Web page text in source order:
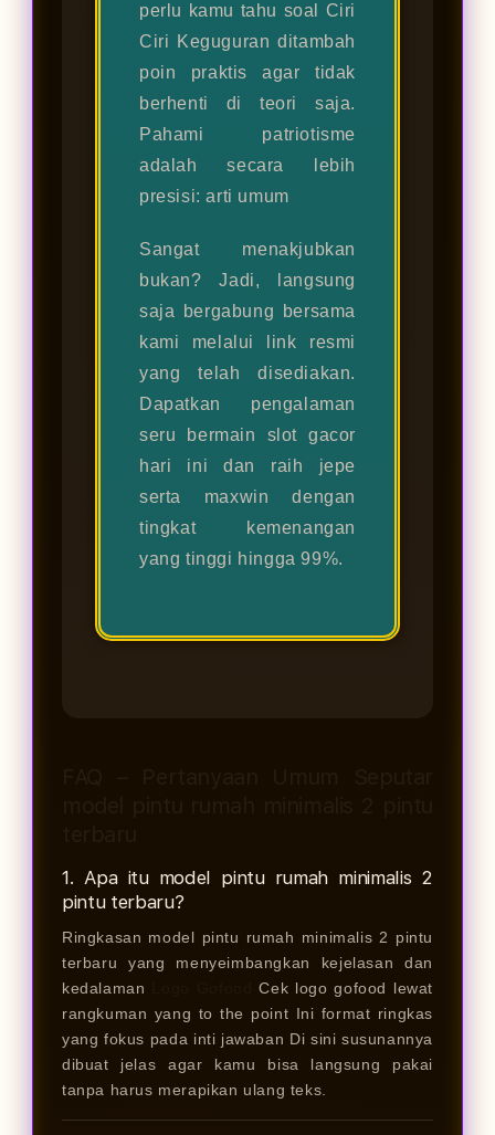
perlu kamu tahu soal Ciri
Ciri Keguguran ditambah
poin praktis agar tidak
berhenti di teori saja.
Pahami patriotisme
adalah secara lebih
presisi: arti umum
Sangat menakjubkan
bukan? Jadi, langsung
saja bergabung bersama
kami melalui link resmi
yang telah disediakan.
Dapatkan pengalaman
seru bermain slot gacor
hari ini dan raih jepe
serta maxwin dengan
tingkat kemenangan
yang tinggi hingga 99%.
1. Apa itu model pintu rumah minimalis 2
pintu terbaru?
Ringkasan model pintu rumah minimalis 2 pintu
terbaru yang menyeimbangkan kejelasan dan
kedalaman
Cek logo gofood lewat
rangkuman yang to the point Ini format ringkas
yang fokus pada inti jawaban Di sini susunannya
dibuat jelas agar kamu bisa langsung pakai
tanpa harus merapikan ulang teks.